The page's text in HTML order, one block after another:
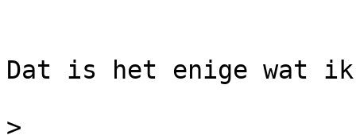
Dat is het enige wat
>